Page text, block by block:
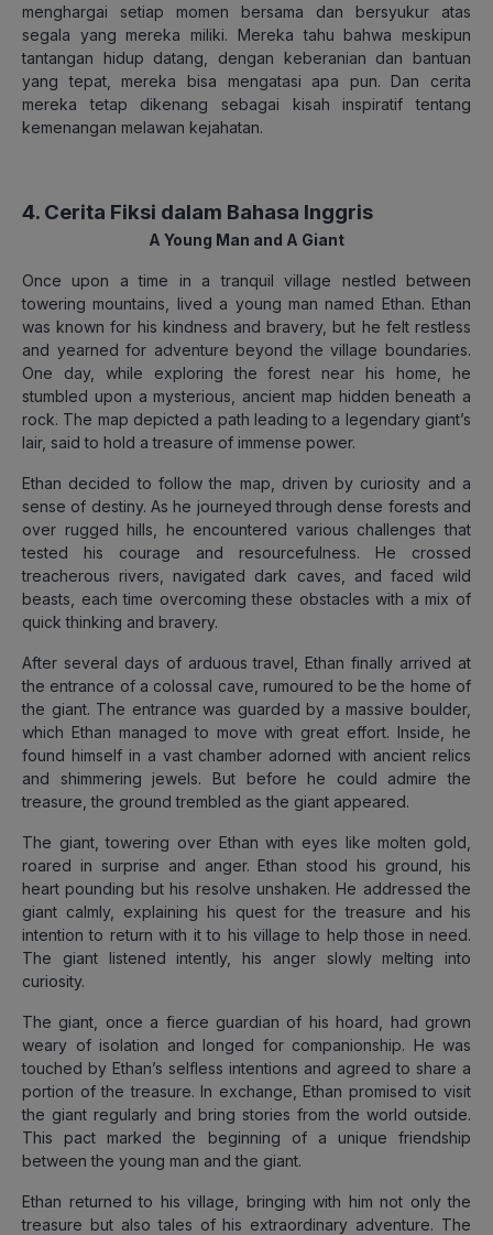
menghargai setiap momen bersama dan bersyukur atas
segala yang mereka miliki. Mereka tahu bahwa meskipun
tantangan hidup datang, dengan keberanian dan bantuan
yang tepat, mereka bisa mengatasi apa pun. Dan cerita
mereka tetap dikenang sebagai kisah inspiratif tentang
kemenangan melawan kejahatan.
4. Cerita Fiksi dalam Bahasa Inggris
A Young Man and A Giant
Once upon a time in a tranquil village nestled between
towering mountains, lived a young man named Ethan. Ethan
was known for his kindness and bravery, but he felt restless
and yearned for adventure beyond the village boundaries.
One day, while exploring the forest near his home, he
stumbled upon a mysterious, ancient map hidden beneath a
rock. The map depicted a path leading to a legendary giant’s
lair, said to hold a treasure of immense power.
Ethan decided to follow the map, driven by curiosity and a
sense of destiny. As he journeyed through dense forests and
over rugged hills, he encountered various challenges that
tested his courage and resourcefulness. He crossed
treacherous rivers, navigated dark caves, and faced wild
beasts, each time overcoming these obstacles with a mix of
quick thinking and bravery.
After several days of arduous travel, Ethan finally arrived at
the entrance of a colossal cave, rumoured to be the home of
the giant. The entrance was guarded by a massive boulder,
which Ethan managed to move with great effort. Inside, he
found himself in a vast chamber adorned with ancient relics
and shimmering jewels. But before he could admire the
treasure, the ground trembled as the giant appeared.
The giant, towering over Ethan with eyes like molten gold,
roared in surprise and anger. Ethan stood his ground, his
heart pounding but his resolve unshaken. He addressed the
giant calmly, explaining his quest for the treasure and his
intention to return with it to his village to help those in need.
The giant listened intently, his anger slowly melting into
curiosity.
The giant, once a fierce guardian of his hoard, had grown
weary of isolation and longed for companionship. He was
touched by Ethan’s selfless intentions and agreed to share a
portion of the treasure. In exchange, Ethan promised to visit
the giant regularly and bring stories from the world outside.
This pact marked the beginning of a unique friendship
between the young man and the giant.
Ethan returned to his village, bringing with him not only the
treasure but also tales of his extraordinary adventure. The